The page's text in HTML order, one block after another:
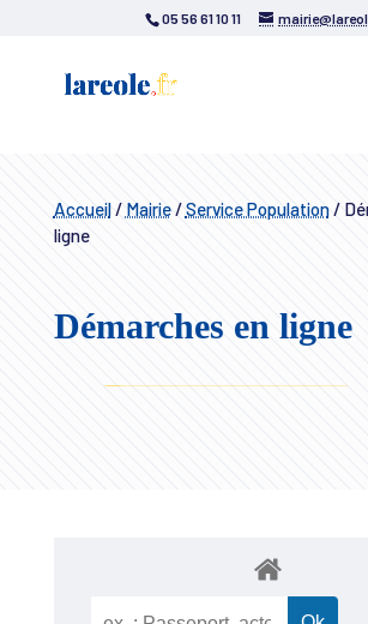
05 56 61 10 11
Accueil/ Mairie/Service Population/
ligne
Démarches en ligne